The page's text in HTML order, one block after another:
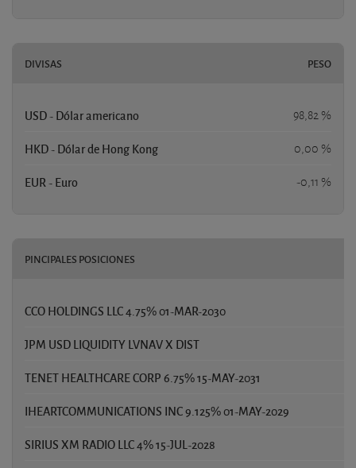
DIVISAS PESO
USD - Dólar americano 98,82 %
HKD - Dólar de Hong Kong 0,00 %
EUR - Euro -0,11 %
PINCIPALES POSICIONES
CCO HOLDINGS LLC 4.75% 01-MAR-2030
JPM USD LIQUIDITY LVNAV X DIST
TENET HEALTHCARE CORP 6.75% 15-MAY-2031
IHEARTCOMMUNICATIONS INC 9.125% 01-MAY-2029
SIRIUS XM RADIO LLC 4% 15-JUL-2028